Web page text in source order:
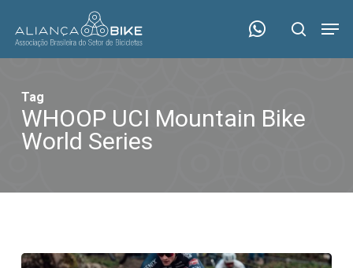
main
search
Tag
WHOOP UCI Mountain Bike
World Series